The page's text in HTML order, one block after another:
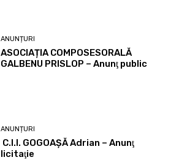
ANUNȚURI
ASOCIAȚIA COMPOSESORALĂ
GALBENU PRISLOP – Anunţ public
ANUNȚURI
C.I.I. GOGOAŞĂ Adrian – Anunţ
licitaţie